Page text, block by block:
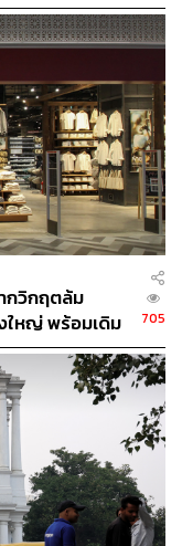
สาขาแรกในญี่ปุ่น
ารดูแลของ 2 บริษัท
อาคารสร้างใหม่
และแหล่งช้อปปิ้ง
สุดในโลก ขาย
ถึงเครื่องอุปโภค
การในส่วนของ
กได้ในฤดูใบไม้ผลิ
กวิกฤตล้ม
ใหญ่ พร้อมเดิม
705